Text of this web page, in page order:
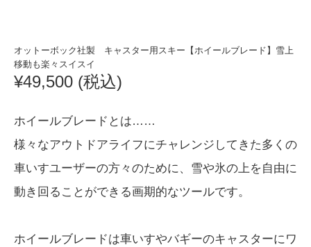
オットーボック社製 キャスター用スキー【ホイールブレード】雪上
移動も楽々スイスイ
¥49,500 (税込)
ホイールブレードとは……
様々なアウトドアライフにチャレンジしてきた多くの
車いすユーザーの方々のために、雪や氷の上を自由に
動き回ることができる画期的なツールです。
ホイールブレードは車いすやバギーのキャスターにワ